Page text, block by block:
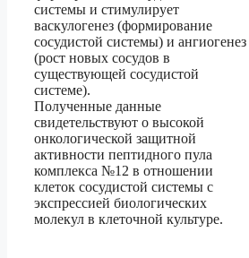
системы и стимулирует
васкулогенез (формирование
сосудистой системы) и ангиогенез
(рост новых сосудов в
существующей сосудистой
системе).
Полученные данные
свидетельствуют о высокой
онкологической защитной
активности пептидного пула
комплекса №12 в отношении
клеток сосудистой системы с
экспрессией биологических
молекул в клеточной культуре.